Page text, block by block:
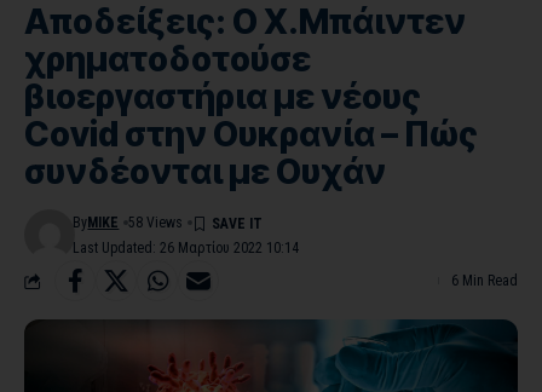
Αποδείξεις: Ο Χ.Μπάιντεν
χρηματοδοτούσε
βιοεργαστήρια με νέους
Covid στην Ουκρανία – Πώς
συνδέονται με Ουχάν
Last Updated: 26 Μαρτίου 2022 10:14
By MIKE 58 Views
6 Min Read